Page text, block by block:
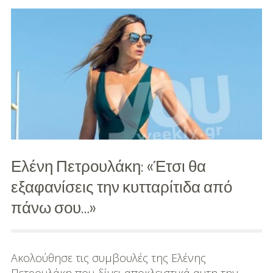
κοιλιά
μόλις
μια
εβδομάδα!
Ελένη Πετρουλάκη: «Έτσι θα
εξαφανίσεις την κυτταρίτιδα από
πάνω σου…»
Ακολούθησε τις συμβουλές της Ελένης